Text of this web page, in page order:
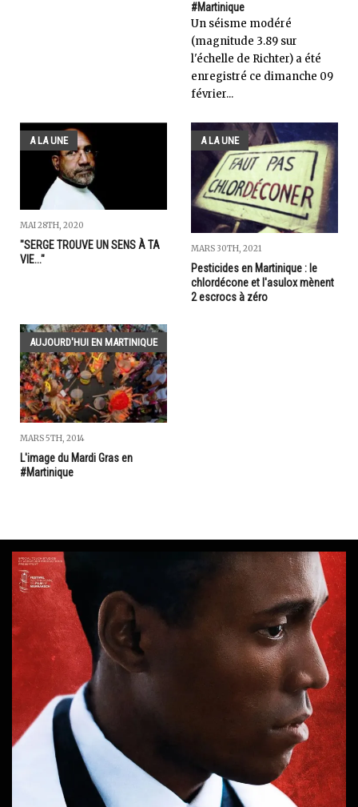
#Martinique
Un séisme modéré
(magnitude 3.89 sur
l'échelle de Richter) a été
enregistré ce dimanche 09
février...
A LA UNE
MAI 28TH, 2020
"SERGE TROUVE UN SENS À TA
VIE..."
A LA UNE
MARS 30TH, 2021
Pesticides en Martinique : le
chlordécone et l'asulox mènent
2 escrocs à zéro
AUJOURD'HUI EN MARTINIQUE
MARS 5TH, 2014
L'image du Mardi Gras en
#Martinique